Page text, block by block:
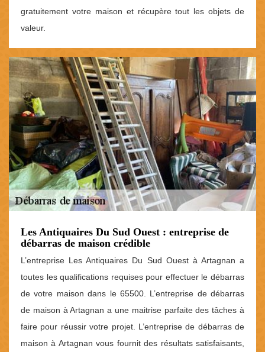
gratuitement votre maison et récupère tout les objets de
valeur.
Les Antiquaires Du Sud Ouest : entreprise de
débarras de maison crédible
L’entreprise Les Antiquaires Du Sud Ouest à Artagnan a
toutes les qualifications requises pour effectuer le débarras
de votre maison dans le 65500. L’entreprise de débarras
de maison à Artagnan a une maitrise parfaite des tâches à
faire pour réussir votre projet. L’entreprise de débarras de
maison à Artagnan vous fournit des résultats satisfaisants,